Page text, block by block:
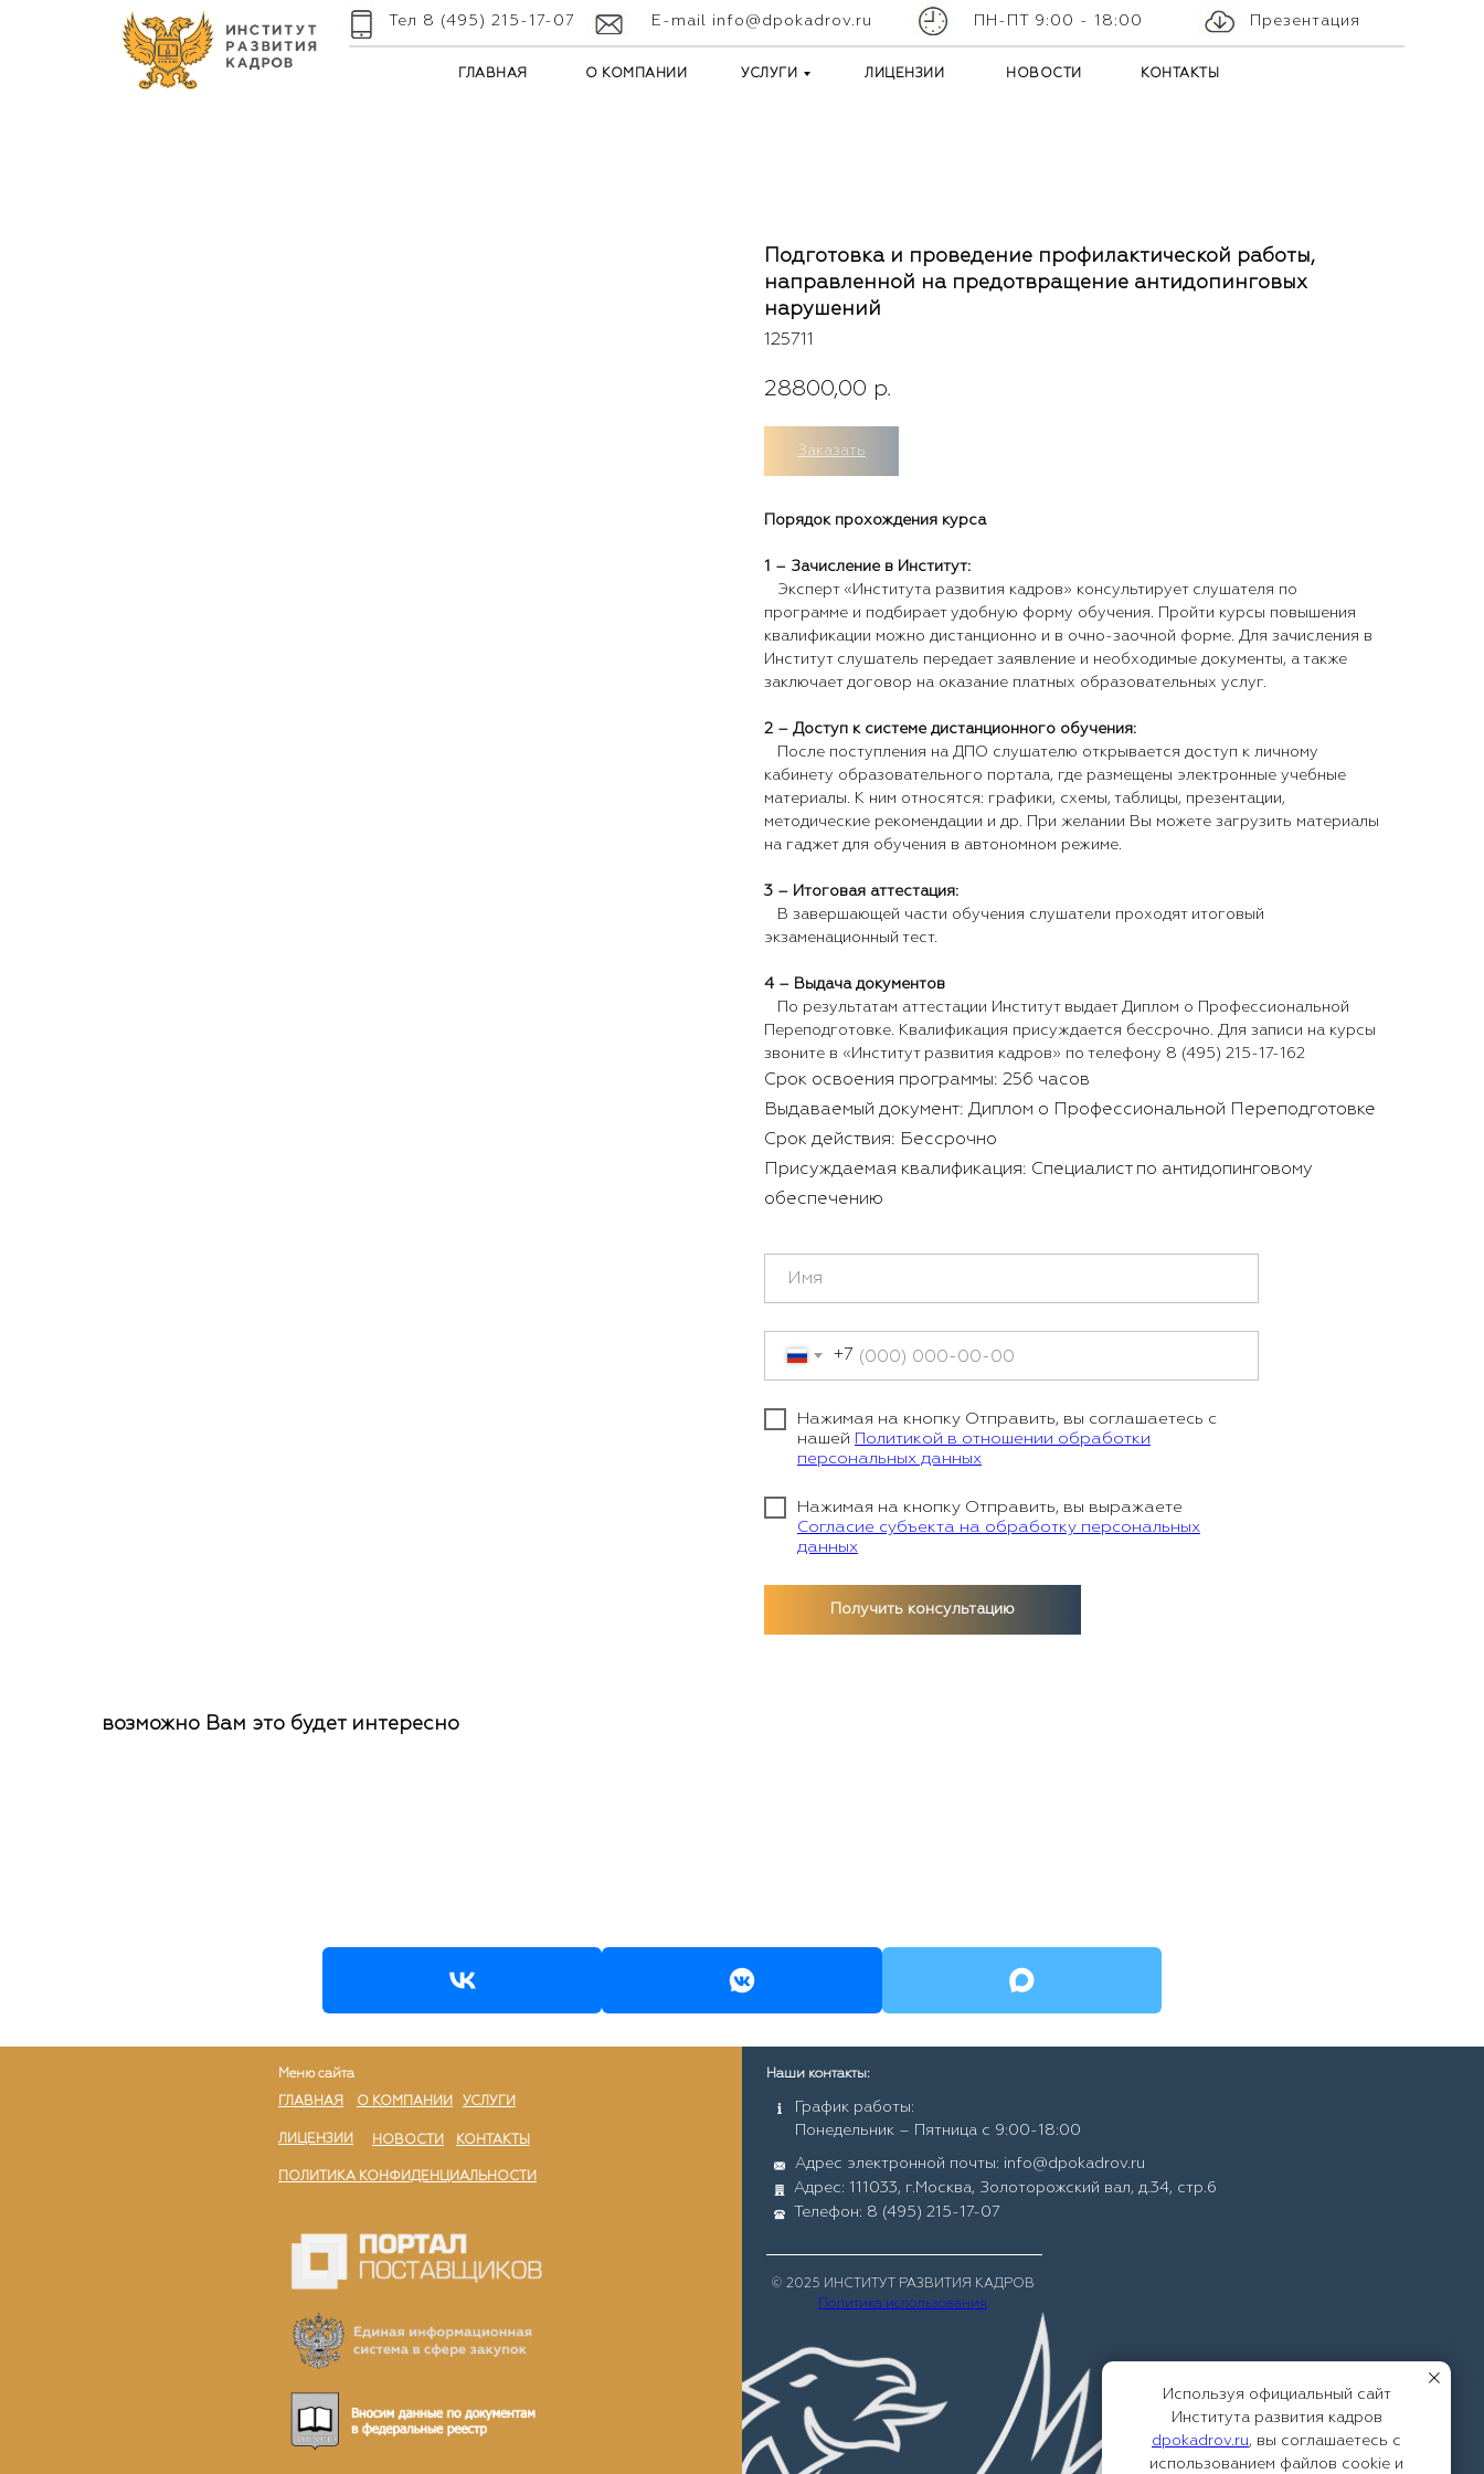
ГЛАВНАЯ О КОМПАНИИ УСЛУГИ ЛИЦЕНЗИИ НОВОСТИ КОНТАКТЫ
Тел 8 (495) 215-17-07 E-mail info@dpokadrov.ru Презентация
ПН-ПТ 9:00 - 18:00
Подготовка и проведение профилактической работы,
направленной на предотвращение антидопинговых
нарушений
125711
28800,00 р.
Заказать
Порядок прохождения курса
1 – Зачисление в Институт:
Эксперт «Института развития кадров» консультирует слушателя по
программе и подбирает удобную форму обучения. Пройти курсы повышения
квалификации можно дистанционно и в очно-заочной форме. Для зачисления в
Институт слушатель передает заявление и необходимые документы, а также
заключает договор на оказание платных образовательных услуг.
2 – Доступ к системе дистанционного обучения:
После поступления на ДПО слушателю открывается доступ к личному
кабинету образовательного портала, где размещены электронные учебные
материалы. К ним относятся: графики, схемы, таблицы, презентации,
методические рекомендации и др. При желании Вы можете загрузить материалы
на гаджет для обучения в автономном режиме.
3 – Итоговая аттестация:
В завершающей части обучения слушатели проходят итоговый
экзаменационный тест.
4 – Выдача документов
По результатам аттестации Институт выдает Диплом о Профессиональной
Переподготовке. Квалификация присуждается бессрочно. Для записи на курсы
звоните в «Институт развития кадров» по телефону 8 (495) 215-17-162
Срок освоения программы: 256 часов
Выдаваемый документ: Диплом о Профессиональной Переподготовке
Срок действия: Бессрочно
Присуждаемая квалификация: Специалист по антидопинговому
обеспечению
+7
Нажимая на кнопку Отправить, вы соглашаетесь с
нашей Политикой в отношении обработки
персональных данных
Нажимая на кнопку Отправить, вы выражаете
Согласие субъекта на обработку персональных
данных
Получить консультацию
возможно Вам это будет интересно
Меню сайта Наши контакты:
График работы:
Понедельник – Пятница с 9:00-18:00
Адрес: 111033, г.Москва, Золоторожский вал, д.34, стр.6
Телефон: 8 (495) 215-17-07
© 2025 ИНСТИТУТ РАЗВИТИЯ КАДРОВ
Политика использования
Адрес электронной почты: info@dpokadrov.ru
ГЛАВНАЯ О КОМПАНИИ УСЛУГИ
ЛИЦЕНЗИИ НОВОСТИ КОНТАКТЫ
ПОЛИТИКА КОНФИДЕНЦИАЛЬНОСТИ
Используя официальный сайт
Института развития кадров
dpokadrov.ru, вы соглашаетесь с
использованием файлов cookie и